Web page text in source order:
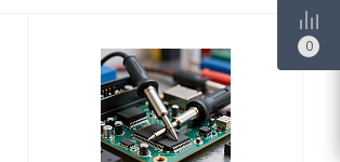
0